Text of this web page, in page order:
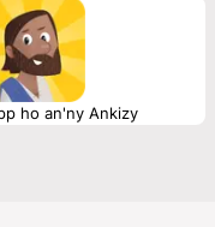
ho an'ny Ankizy